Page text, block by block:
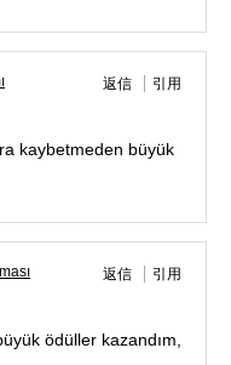
返信 引用
kaybetmeden büyük
返信 引用
ödüller kazandım,